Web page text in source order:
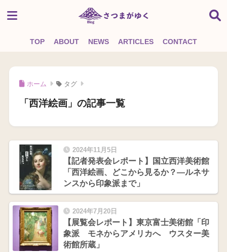
TOP ABOUT NEWS ARTICLES CONTACT
ホーム タグ
「西洋絵画」の記事一覧
2024年11月5日
【記者発表会レポート】国立西洋美術館
「西洋絵画、どこから見るか？―ルネサ
ンスから印象派まで」
2024年7月20日
【展覧会レポート】東京富士美術館「印
象派 モネからアメリカへ ウスター美
術館所蔵」